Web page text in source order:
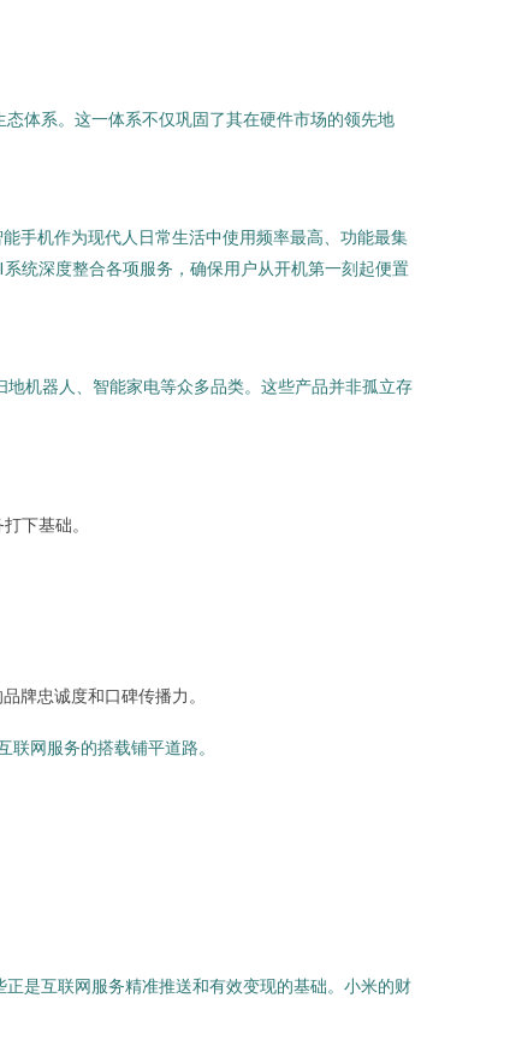
体系。这一体系不仅巩固了其在硬件市场的领先地
手机作为现代人日常生活中使用频率最高、功能最集
统深度整合各项服务，确保用户从开机第一刻起便置
机器人、智能家电等众多品类。这些产品并非孤立存
下基础。
牌忠诚度和口碑传播力。
网服务的搭载铺平道路。
是互联网服务精准推送和有效变现的基础。小米的财